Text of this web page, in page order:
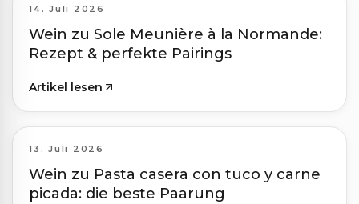
14. Juli 2026
Wein zu Sole Meunière à la Normande:
Rezept & perfekte Pairings
Artikel lesen
13. Juli 2026
Wein zu Pasta casera con tuco y carne
picada: die beste Paarung